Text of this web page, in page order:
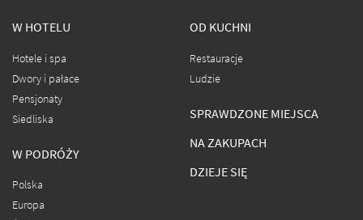
W HOTELU
Hotele i spa
Dwory i pałace
Pensjonaty
Siedliska
W PODRÓŻY
Polska
Europa
OD KUCHNI
Restauracje
Ludzie
SPRAWDZONE MIEJSCA
NA ZAKUPACH
DZIEJE SIĘ